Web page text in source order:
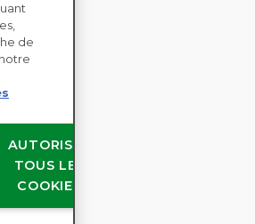
données
de
AUTORISER
TOUS LES
COOKIES